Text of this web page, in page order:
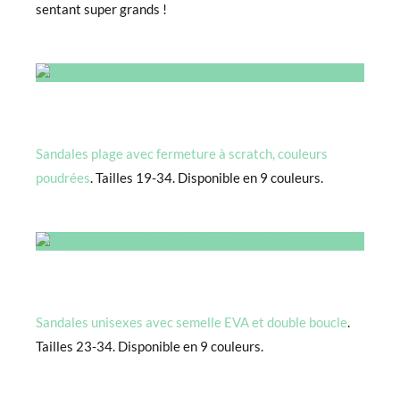
sentant super grands !
Sandales plage avec fermeture à scratch, couleurs
poudrées. Tailles 19-34. Disponible en 9 couleurs.
Sandales unisexes avec semelle EVA et double boucle.
Tailles 23-34. Disponible en 9 couleurs.